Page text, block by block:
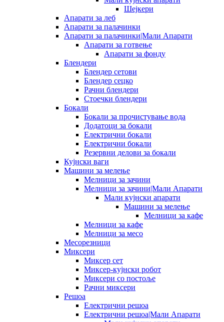
Шејкери
Апарати за леб
Апарати за палачинки
Апарати за палачинки|Мали Апарати
Апарати за готвење
Апарати за фонду
Блендери
Блендер сетови
Блендер сецко
Рачни блендери
Стоечки блендери
Бокали
Бокали за прочистување вода
Додатоци за бокали
Електрични бокали
Електрични бокали
Резервни делови за бокали
Кујнски ваги
Машини за мелење
Мелници за зачини
Мелници за зачини|Мали Апарати
Мали кујнски апарати
Машини за мелење
Мелници за кафе
Мелници за кафе
Мелници за месо
Месорезници
Миксери
Миксер сет
Миксер-кујнски робот
Миксери со постоље
Рачни миксери
Решоа
Електрични решоа
Електрични решоа|Мали Апарати